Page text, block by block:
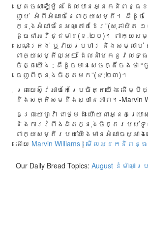
ស្តេច​សាឡ៉ូម៉ូន ដែល​បាន​អ្នក​និពន្
ញាប់ អំពី​អំណាច​នៃ​ពាក្យ​សម្តី​។ គឺ​ដូច​
ក្នុង​អំណាច​នៃ​អណ្តាត​ដែរ”(សុភាសិ
ដូច​ជា​អវិជ្ជ​មាន(ខ.២០)។ ពាក្យ​ស
ស្មោះត្រង់ ឬ​វាយ​ប្រហារ និង​សម្លាប់
ពាក្យ​សម្តី​ល្អ​ៗ ដែល​នាំ​មក​នូវ​លទ្ធ​
ចិត្ត​យើង : ​គឺ​ដូច​មាន​សេចក្តី​ចែង​ថ
ចេញ​ពី​ក្នុង​ចិត្ត​មក”(៤:២៣)។
ព្រះ​យេស៊ូវ​អាច​កែ​ប្រែ​ចិត្ត​យើង ដើ
និង​សក្តិ​សម​នឹង​ស្ថាន​ភាព។-Marvin
ឱ​ព្រះយេហូវ៉ា ជា​ថ្មដា ហើយ​ជា​អ្នក​
និង​ការ​រំពឹង​គិត​ក្នុង​ចិត្ត​របស់​ទូល
ពាក្យ​សម្តី​របស់​យើង​មាន​អំណាច​ស្អាង​
ដោយ Marvin Williams | មើលអ្នកនិពន្ធ
Our Daily Bread Topics: August នំម៉ាណាប្